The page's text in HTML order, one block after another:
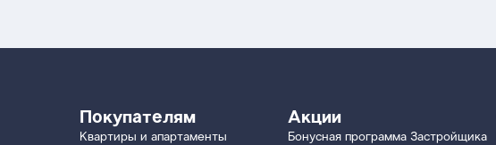
Покупателям
Квартиры и апартаменты
Акции
Бонусная программа Застройщика